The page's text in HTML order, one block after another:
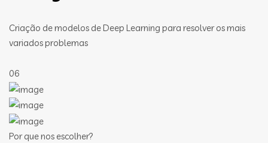
Criação de modelos de Deep Learning para resolver os mais
variados problemas
06
Por que nos escolher?